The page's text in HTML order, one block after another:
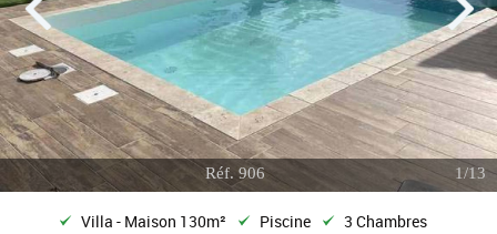
Réf. 906 1/13
Villa - Maison 130m² Piscine
3 Chambres